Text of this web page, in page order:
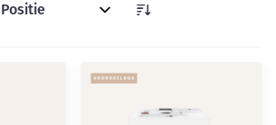
Sorteer op: